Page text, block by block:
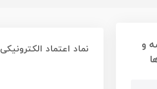
و
نماد اعتماد الکترونیکی